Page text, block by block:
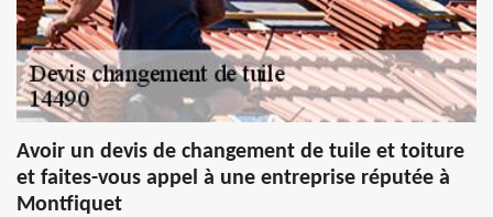
Avoir un devis de changement de tuile et toiture
et faites-vous appel à une entreprise réputée à
Montfiquet